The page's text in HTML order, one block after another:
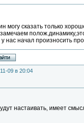
могу сказать только
у нас начал произносить
09 в 20:04
настаивать, имеет